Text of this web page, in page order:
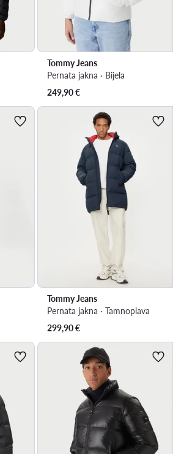
Tommy Jeans
Pernata jakna · Bijela
249,90€
Tommy Jeans
Pernata jakna · Tamnoplava
299,90€